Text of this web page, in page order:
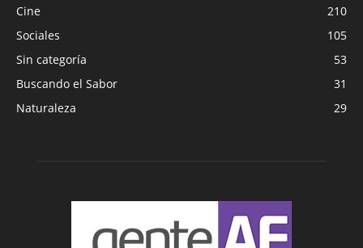
Cine
210
Sociales
105
Sin categoría
53
Buscando el Sabor
31
Naturaleza
29